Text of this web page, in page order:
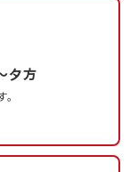
夕方